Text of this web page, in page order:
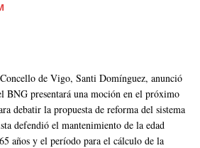
de Vigo, Santi Domínguez, anunció
BNG presentará una moción en el próximo
debatir la propuesta de reforma del sistema
defendió el mantenimiento de la edad
años y el período para el cálculo de la